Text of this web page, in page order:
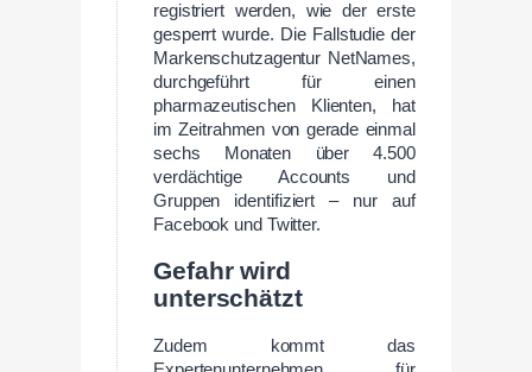
registriert werden, wie der erste
gesperrt wurde. Die Fallstudie der
Markenschutzagentur NetNames,
durchgeführt für einen
pharmazeutischen Klienten, hat
im Zeitrahmen von gerade einmal
sechs Monaten über 4.500
verdächtige Accounts und
Gruppen identifiziert – nur auf
Facebook und Twitter.
Gefahr wird
unterschätzt
Zudem kommt das